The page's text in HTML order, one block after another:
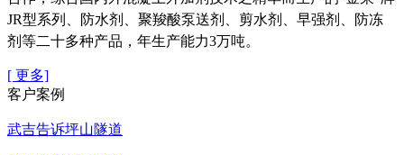
JR型系列、防水剂、聚羧酸泵送剂、剪水剂、早强剂、防冻
剂等二十多种产品，年生产能力3万吨。
[ 更多]
客户案例
武吉告诉坪山隧道